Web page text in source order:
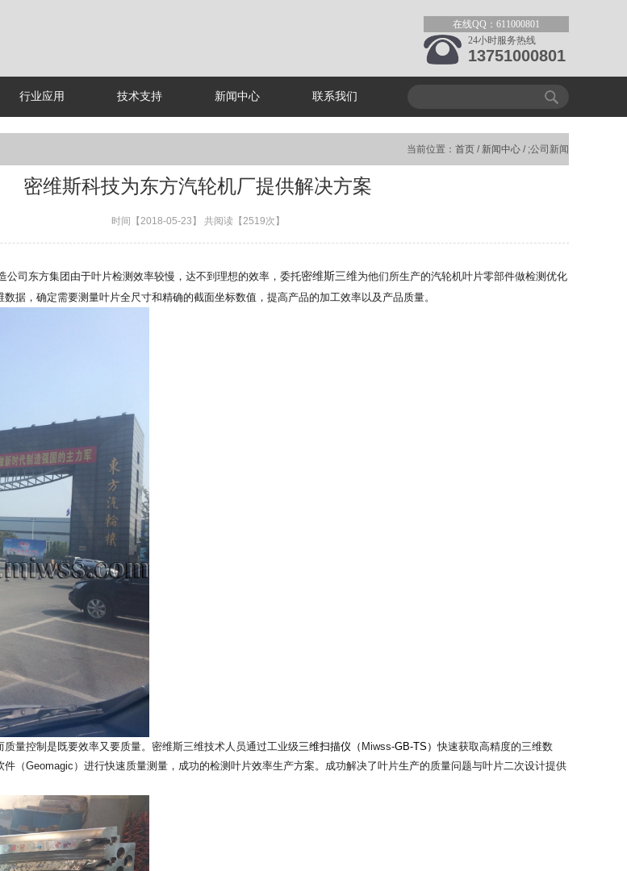
在线QQ：611000801
24小时服务热线
13751000801
行业应用 技术支持 新闻中心 联系我们
当前位置： 首页 / 新闻中心 / ;公司新闻
密维斯科技为东方汽轮机厂提供解决方案
时间【2018-05-23】 共阅读【2519次】
公司东方集团由于叶片检测效率较慢，达不到理想的效率，委托密维斯三维为他们所生产的汽轮机叶片零部件做检测优化
据，确定需要测量叶片全尺寸和精确的截面坐标数值，提高产品的加工效率以及产品质量。
量控制是既要效率又要质量。密维斯三维技术人员通过工业级三维扫描仪（ Miwss-GB-TS）快速获取高精度的三维数
（Geomagic）进行快速质量测量，成功的检测叶片效率生产方案。成功解决了叶片生产的质量问题与叶片二次设计提供